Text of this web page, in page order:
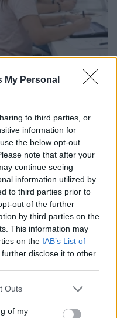
My Personal
to third parties, or
information for
the below opt-out
note that after your
continue seeing
information utilized by
to third parties prior to
out of the further
by third parties on the
This information may
on the IAB’s List of
disclose it to other
one or more Google
You may click to
Outs
of my
εκπαίδευσης
για τη χρηματοδότηση
με ασφάλεια
Σχολιασμένα